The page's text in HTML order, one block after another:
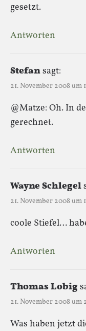
gesetzt.
Antworten
Stefansagt:
21. November 2008 um
@Matze: Oh. In
gerechnet.
Antworten
Wayne Schlegel
21. November 2008 um
coole Stiefel…
Antworten
Thomas Lobig
21. November 2008 um
Was haben jetzt